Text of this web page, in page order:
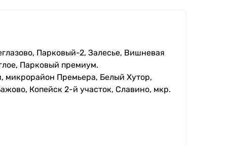
Парковый-2, Залесье, Вишневая
Парковый премиум.
Премьера, Белый Хутор,
Копейск 2-й участок, Славино, мкр.